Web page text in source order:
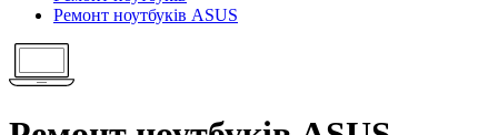
Ремонт ноутбуків ASUS